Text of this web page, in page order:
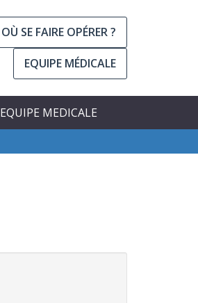
OÙ SE FAIRE OPÉRER ?
EQUIPE MÉDICALE
EQUIPE MEDICALE